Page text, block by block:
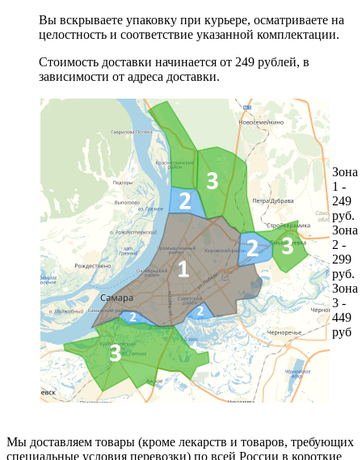
Вы вскрываете упаковку при курьере, осматриваете на
целостность и соответствие указанной комплектации.
Стоимость доставки начинается от 249 рублей, в
зависимости от адреса доставки.
Зона
1 -
249
руб.
Зона
2 -
299
руб.
Зона
3 -
449
руб
Мы доставляем товары (кроме лекарств и товаров, требующих
специальные условия перевозки) по всей России в короткие